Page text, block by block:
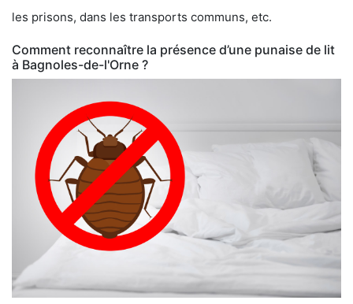
les prisons, dans les transports communs, etc.
Comment reconnaître la présence d’une punaise de lit
à Bagnoles-de-l'Orne ?